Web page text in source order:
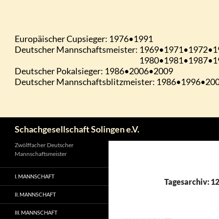
Schachgesellschaft Solingen e.V.
Tagesarchiv:
Zwölffacher Deutscher
Mannschaftsmeister
I. MANNSCHAFT
II. MANNSCHAFT
III. MANNSCHAFT